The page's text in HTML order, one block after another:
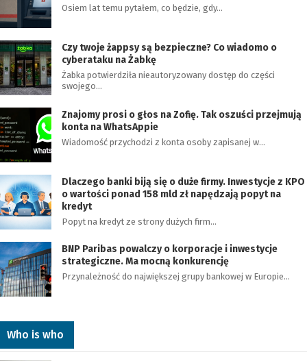
Osiem lat temu pytałem, co będzie, gdy…
Czy twoje żappsy są bezpieczne? Co wiadomo o
cyberataku na Żabkę
Żabka potwierdziła nieautoryzowany dostęp do części
swojego…
Znajomy prosi o głos na Zofię. Tak oszuści przejmują
konta na WhatsAppie
Wiadomość przychodzi z konta osoby zapisanej w…
Dlaczego banki biją się o duże firmy. Inwestycje z KPO
o wartości ponad 158 mld zł napędzają popyt na
kredyt
Popyt na kredyt ze strony dużych firm…
BNP Paribas powalczy o korporacje i inwestycje
strategiczne. Ma mocną konkurencję
Przynależność do największej grupy bankowej w Europie…
Who is who